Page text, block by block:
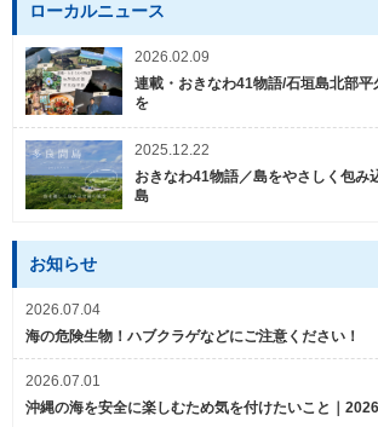
ローカルニュース
2026.02.09
連載・おきなわ41物語/石垣島北部
を
2025.12.22
おきなわ41物語／島をやさしく包み
島
お知らせ
2026.07.04
海の危険生物！ハブクラゲなどにご注意ください！
2026.07.01
沖縄の海を安全に楽しむため気を付けたいこと｜